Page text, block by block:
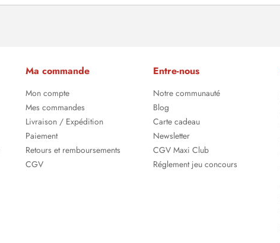
Ma commande
Mon compte
Mes commandes
Livraison / Expédition
Paiement
Retours et remboursements
CGV
Entre-nous
Notre communauté
Blog
Carte cadeau
Newsletter
CGV Maxi Club
Réglement jeu concours